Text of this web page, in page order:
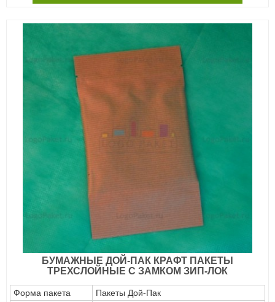
БУМАЖНЫЕ ДОЙ-ПАК КРАФТ ПАКЕТЫ
ТРЕХСЛОЙНЫЕ С ЗАМКОМ ЗИП-ЛОК
Форма пакета
Пакеты Дой-Пак